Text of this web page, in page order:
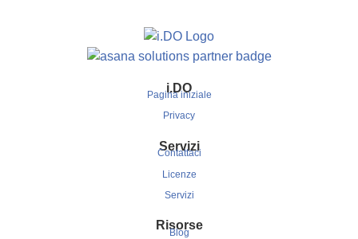
i.DO
Pagina iniziale
Privacy
Servizi
Contattaci
Licenze
Servizi
Risorse
Blog